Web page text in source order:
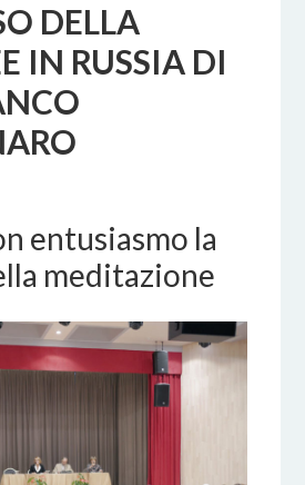
DELLA
IN RUSSIA DI
entusiasmo la
meditazione